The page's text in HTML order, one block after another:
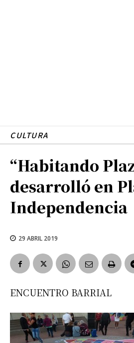
CULTURA
“Habitando
desarrolló en
Independencia
29 ABRIL 2019
ENCUENTRO BARRIAL